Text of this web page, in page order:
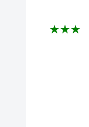
★★★